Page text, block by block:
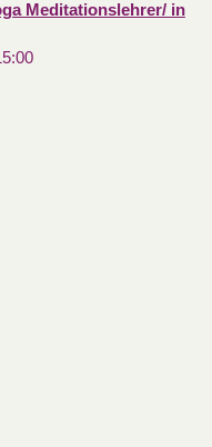
Meditationslehrer/ in